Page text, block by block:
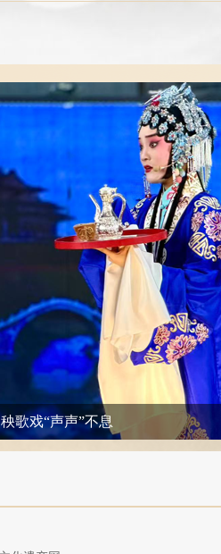
歌戏“声声”不息